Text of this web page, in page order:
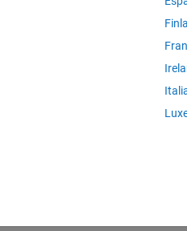
out of memory message. Any